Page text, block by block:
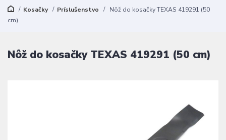
Kosačky Príslušenstvo
Nôž do kosačky TEXAS 419291 (50
cm)
Nôž do kosačky TEXAS 419291 (50 cm)